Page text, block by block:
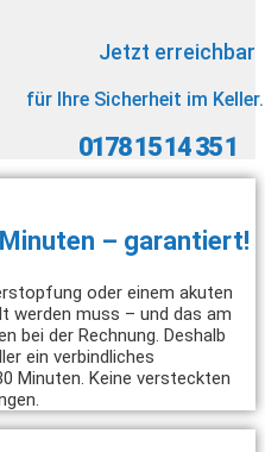
Jetzt erreichbar
für Ihre Sicherheit im Keller.
0178 15 14 35 1
– garantiert!
oder einem akuten
werden muss – und das am
bei der Rechnung. Deshalb
ein verbindliches
Minuten. Keine versteckten